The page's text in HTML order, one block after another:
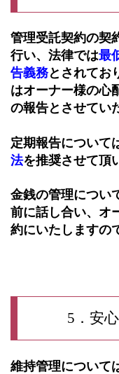
管理受託契約の契
行い、法律では最
告義務とされてお
はオーナー様の心
の報告とさせてい
定期報告について
法を推奨させて頂
金銭の管理につい
前に話し合い、オ
約にいたしますの
5．安
維持管理について